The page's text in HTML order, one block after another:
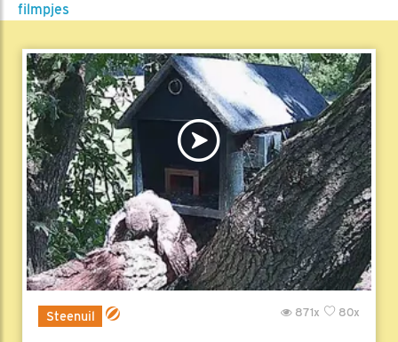
filmpjes
Steenuil 80x
871x